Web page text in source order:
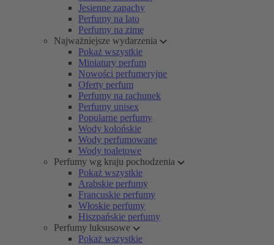
Jesienne zapachy
Perfumy na lato
Perfumy na zimę
Najważniejsze wydarzenia
Pokaż wszystkie
Miniatury perfum
Nowości perfumeryjne
Oferty perfum
Perfumy na rachunek
Perfumy unisex
Popularne perfumy
Wody kolońskie
Wody perfumowane
Wody toaletowe
Perfumy wg kraju pochodzenia
Pokaż wszystkie
Arabskie perfumy
Francuskie perfumy
Włoskie perfumy
Hiszpańskie perfumy
Perfumy luksusowe
Pokaż wszystkie